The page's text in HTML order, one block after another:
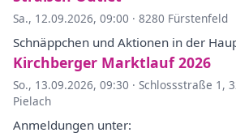
Sa., 12.09.2026, 09:00 · 8280 Fürstenfeld
Schnäppchen und Aktionen in der
Kirchberger Marktlauf 2026
So., 13.09.2026, 09:30 · Schlossstraße 1,
Pielach
Anmeldungen unter: